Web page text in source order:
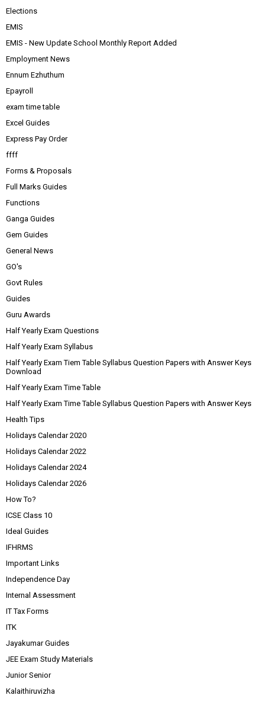
Elections
EMIS
EMIS - New Update School Monthly Report Added
Employment News
Ennum Ezhuthum
Epayroll
exam time table
Excel Guides
Express Pay Order
ffff
Forms & Proposals
Full Marks Guides
Functions
Ganga Guides
Gem Guides
General News
GO's
Govt Rules
Guides
Guru Awards
Half Yearly Exam Questions
Half Yearly Exam Syllabus
Half Yearly Exam Tiem Table Syllabus Question Papers with Answer Keys
Download
Half Yearly Exam Time Table
Half Yearly Exam Time Table Syllabus Question Papers with Answer Keys
Health Tips
Holidays Calendar 2020
Holidays Calendar 2022
Holidays Calendar 2024
Holidays Calendar 2026
How To?
ICSE Class 10
Ideal Guides
IFHRMS
Important Links
Independence Day
Internal Assessment
IT Tax Forms
ITK
Jayakumar Guides
JEE Exam Study Materials
Junior Senior
Kalaithiruvizha